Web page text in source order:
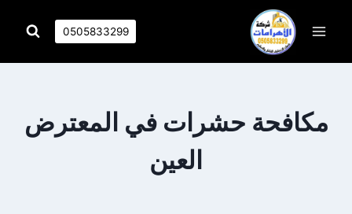
0505833299
مكافحة حشرات في المعترض
العين